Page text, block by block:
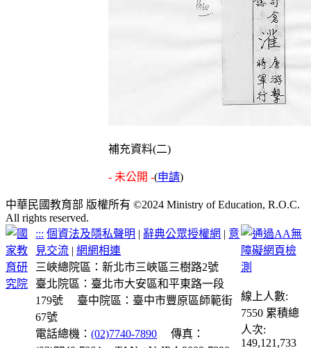
補充資料(二)
- 未公開 -(申請)
中華民國教育部 版權所有 ©2024 Ministry of Education, R.O.C.
All rights reserved.
::: 個資法及隱私聲明 | 辭典公眾授權網 | 意
見交流 |網網相連
三峽總院區：新北市三峽區三樹路2號
臺北院區：臺北市大安區和平東路一段
179號
臺中院區：臺中市豐原區師範街
67號
電話總機：(02)7740-7890
傳真：
線上人數:
7550 累積總
人次:
149,121,733